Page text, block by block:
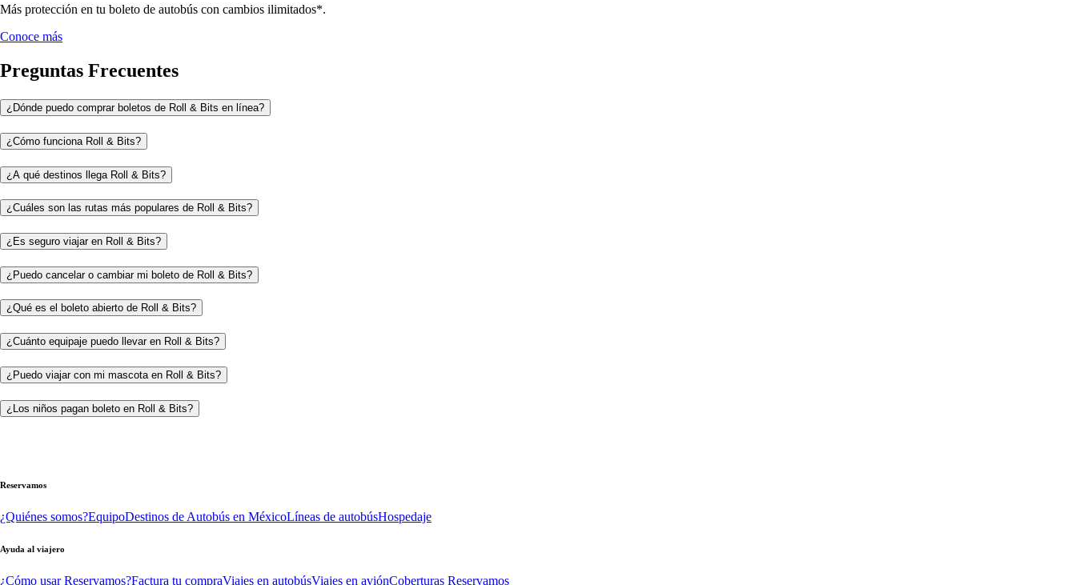
Más protección en tu boleto de autobús con cambios ilimitados*.
Conoce más
Preguntas Frecuentes
¿Dónde puedo comprar boletos de Roll & Bits en línea?
¿Cómo funciona Roll & Bits?
¿A qué destinos llega Roll & Bits?
¿Cuáles son las rutas más populares de Roll & Bits?
¿Es seguro viajar en Roll & Bits?
¿Puedo cancelar o cambiar mi boleto de Roll & Bits?
¿Qué es el boleto abierto de Roll & Bits?
¿Cuánto equipaje puedo llevar en Roll & Bits?
¿Puedo viajar con mi mascota en Roll & Bits?
¿Los niños pagan boleto en Roll & Bits?
Reservamos
¿Quiénes somos?EquipoDestinos de Autobús en MéxicoLíneas de autobúsHospedaje
Ayuda al viajero
¿Cómo usar Reservamos?Factura tu compraViajes en autobúsViajes en aviónCoberturas Reservamos